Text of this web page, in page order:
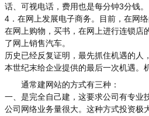
话、可视电话，费用也是每分钟3分钱。
4．在网上发展电子商务。目前，在网
在网上购物，买书，在网上进行连锁店
了网上销售汽车。
历史已经反复证明，最先抓住机遇的人
本世纪末给企业提供的最后一次机遇。
通常建网站的方式有三种：
一、是完全自己建，这要求公司有专业
公司网络业务量很大。这种方式投资极